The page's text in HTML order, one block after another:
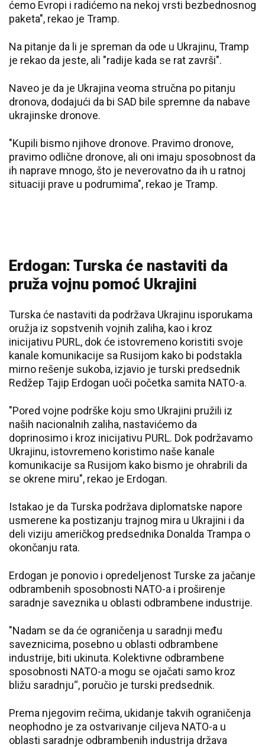
ćemo Evropi i radićemo na nekoj vrsti bezbednosnog
paketa", rekao je Tramp.
Na pitanje da li je spreman da ode u Ukrajinu, Tramp
je rekao da jeste, ali "radije kada se rat završi".
Naveo je da je Ukrajina veoma stručna po pitanju
dronova, dodajući da bi SAD bile spremne da nabave
ukrajinske dronove.
"Kupili bismo njihove dronove. Pravimo dronove,
pravimo odlične dronove, ali oni imaju sposobnost da
ih naprave mnogo, što je neverovatno da ih u ratnoj
situaciji prave u podrumima", rekao je Tramp.
Erdogan: Turska će nastaviti da
pruža vojnu pomoć Ukrajini
Turska će nastaviti da podržava Ukrajinu isporukama
oružja iz sopstvenih vojnih zaliha, kao i kroz
inicijativu PURL, dok će istovremeno koristiti svoje
kanale komunikacije sa Rusijom kako bi podstakla
mirno rešenje sukoba, izjavio je turski predsednik
Redžep Tajip Erdogan uoči početka samita NATO-a.
"Pored vojne podrške koju smo Ukrajini pružili iz
naših nacionalnih zaliha, nastavićemo da
doprinosimo i kroz inicijativu PURL. Dok podržavamo
Ukrajinu, istovremeno koristimo naše kanale
komunikacije sa Rusijom kako bismo je ohrabrili da
se okrene miru", rekao je Erdogan.
Istakao je da Turska podržava diplomatske napore
usmerene ka postizanju trajnog mira u Ukrajini i da
deli viziju američkog predsednika Donalda Trampa o
okončanju rata.
Erdogan je ponovio i opredeljenost Turske za jačanje
odbrambenih sposobnosti NATO-a i proširenje
saradnje saveznika u oblasti odbrambene industrije.
"Nadam se da će ograničenja u saradnji među
saveznicima, posebno u oblasti odbrambene
industrije, biti ukinuta. Kolektivne odbrambene
sposobnosti NATO-a mogu se ojačati samo kroz
bližu saradnju“, poručio je turski predsednik.
Prema njegovim rečima, ukidanje takvih ograničenja
neophodno je za ostvarivanje ciljeva NATO-a u
oblasti saradnje odbrambenih industrija država